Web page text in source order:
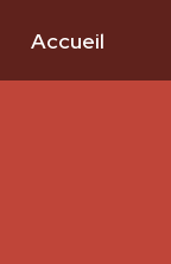
Accueil